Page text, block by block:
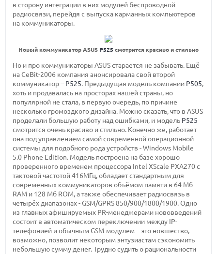
в сторону интеграции в них модулей беспроводной
радиосвязи, перейдя с выпуска карманных компьютеров
на коммуникаторы.
Новый коммуникатор ASUS P525 смотрится красиво и стильно
Но и про коммуникаторы ASUS старается не забывать. Ещё
на CeBit-2006 компания анонсировала свой второй
коммуникатор – P525. Предыдущая модель компании P505,
хоть и продавалась на просторах нашей страны, но
популярной не стала, в первую очередь, по причине
несколько громоздкого дизайна. Можно сказать, что в ASUS
проделали большую работу над ошибками, и модель P525
смотрится очень красиво и стильно. Конечно же, работает
она под управлением самой современной операционной
системы для подобного рода устройств - Windows Mobile
5.0 Phone Edition. Модель построена на базе хорошо
проверенного временем процессора Intel XScale PXA270 с
тактовой частотой 416МГц, обладает стандартным для
современных коммуникаторов объёмом памяти в 64 Мб
RAM и 128 Мб ROM, а также обеспечивает радиосвязь в
четырёх диапазонах - GSM/GPRS 850/900/1800/1900. Одно
из главных афишируемых PR-менеджерами нововведений
состоит в автоматическом переключении между IP-
телефонией и обычным GSM-модулем – это новшество,
возможно, позволит некоторым энтузиастам сэкономить
небольшую сумму денег. Трудно судить о рациональности